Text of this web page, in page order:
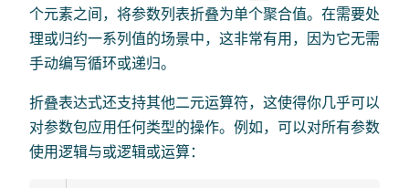
个元素之间，将参数列表折叠为单个聚合值。在需要处
理或归约一系列值的场景中，这非常有用，因为它无需
手动编写循环或递归。
折叠表达式还支持其他二元运算符，这使得你几乎可以
对参数包应用任何类型的操作。例如，可以对所有参数
使用逻辑与或逻辑或运算：